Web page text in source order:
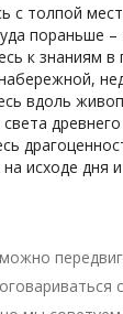
с толпой
пораньше
к знаниям в
вдоль
исходе дня